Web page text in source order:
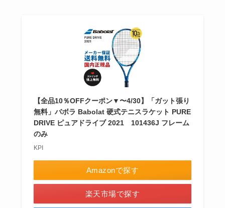
【全品10％OFFクーポン▼〜4/30】「ガット張り
無料」バボラ Babolat 硬式テニスラケット PURE
DRIVE ピュアドライブ 2021 101436J フレーム
のみ
KPI
Amazonで探す
楽天市場で探す